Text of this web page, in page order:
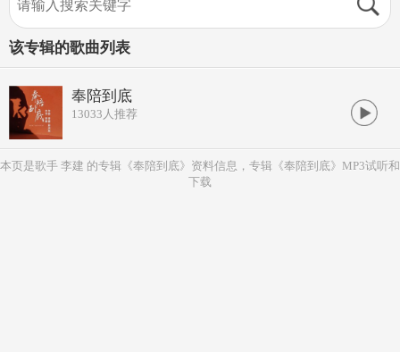
该专辑的歌曲列表
奉陪到底
13033 人推荐
本页是歌手 李建 的专辑《奉陪到底》资料信息，专辑《奉陪到底》MP3试听和
下载